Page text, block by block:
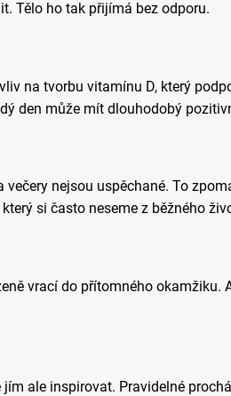
Tělo ho tak přijímá bez odporu.
na tvorbu vitamínu D, který
den může mít dlouhodobý
nejsou uspěchané. To
si často neseme z běžného
vrací do přítomného okamžiku.
ale inspirovat. Pravidelné